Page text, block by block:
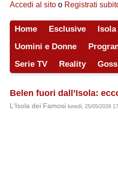
Accedi al sito o Registrati
Home Esclusive
Isola
Uomini e Donne
Serie TV
Reality
Belen fuori dall’Isola:
L'Isola dei Famosi lunedì, 25/05/2026